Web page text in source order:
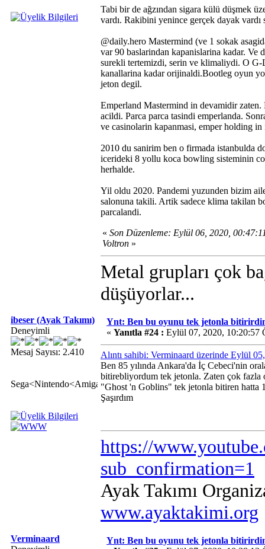
Tabi bir de ağzından sigara külü düşmek
vardı. Rakibini yenince gerçek dayak vardı
@daily.hero Mastermind (ve 1 sokak
var 90 baslarindan kapanislarina kadar.
surekli tertemizdi, serin ve klimaliydi. O
kanallarina kadar orijinaldi.Bootleg oyun
jeton degil.
Emperland Mastermind in devamidir
acildi. Parca parca tasindi emperlanda.
ve casinolarin kapanmasi, emper holding
2010 du sanirim ben o firmada istanbulda
icerideki 8 yollu koca bowling sisteminin
herhalde.
Yil oldu 2020. Pandemi yuzunden bizim
salonuna takili. Artik sadece klima takilan
parcalandi.
« Son Düzenleme: Eylül 06, 2020,
Voltron »
Metal grupları çok
düşüyorlar...
ibeser (Ayak Takımı)
Deneyimli
Mesaj Sayısı: 2.410
Sega<Nintendo<Amiga
Ynt: Ben bu oyunu tek jetonla
« Yanıtla #24 : Eylül 07, 2020, 10:20:57
Alıntı sahibi: Verminaard üzerinde Eylül
Ben 85 yılında Ankara'da İç Cebeci'nin
bitirebliyordum tek jetonla. Zaten çok
"Ghost 'n Goblins" tek jetonla bitiren hatta
Şaşırdım
https://
sub_confirmation=1
Ayak Takımı
www.ayaktakimi.org
Verminaard
Ynt: Ben bu oyunu tek jetonla